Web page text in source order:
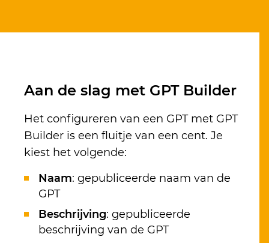
Aan de slag met GPT Builder
Het configureren van een GPT met GPT
Builder is een fluitje van een cent. Je
kiest het volgende:
Naam: gepubliceerde naam van de
GPT
Beschrijving: gepubliceerde
beschrijving van de GPT